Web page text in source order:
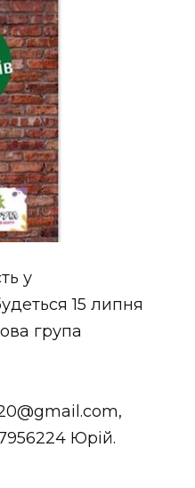
у
15 липня
група
Юрій.